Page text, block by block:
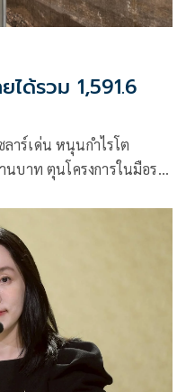
ได้รวม 1,591.6
าร์เด่น หนุนกำไรโต